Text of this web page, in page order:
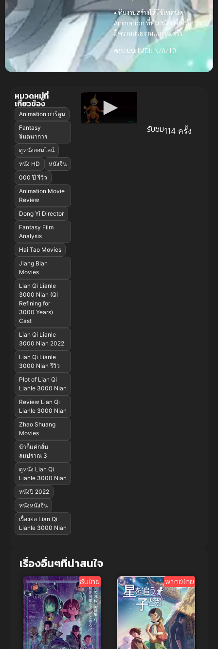
• ทีมงานสร้างได้ใช้เทคนิค
Animation ที่ทันสมัยเพื่อให้ภาพ
มีความสวยงามและสมจริง
คะแนน: IMDb N/A/10
รับชม114 ครั้ง
หมวดหมู่ที่
เกี่ยวข้อง
Animation การ์ตูน
Fantasy
จินตนาการ
ดูหนังออนไลน์
หนัง HD
หนังจีน
000 ปี รีวิว
Animation Movie
Review
Dong Yi Director
Fantasy Film
Analysis
Hai Tao Movies
Jiang Bian
Movies
Lian Qi Lianle
3000 Nian (Qi
Refining for
3000 Years)
Cast
Lian Qi Lianle
3000 Nian 2022
Lian Qi Lianle
3000 Nian รีวิว
Plot of Lian Qi
Lianle 3000 Nian
Review Lian Qi
Lianle 3000 Nian
Zhao Shuang
Movies
ข้าก็แค่กลั่น
ลมปราณ 3
ดูหนัง Lian Qi
Lianle 3000 Nian
หนังปี 2022
หนังหนังจีน
เรื่องย่อ Lian Qi
Lianle 3000 Nian
เรื่องอื่นๆที่น่าสนใจ
ซับไทย พากย์ไทย